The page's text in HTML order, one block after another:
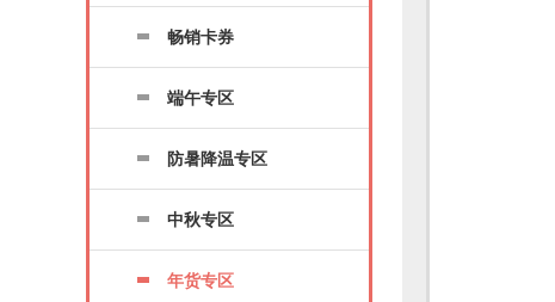
畅销卡券
端午专区
防暑降温专区
中秋专区
年货专区